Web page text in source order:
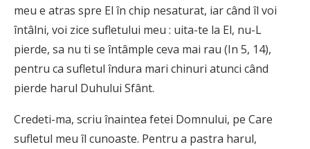
meu e atras spre El în chip nesaturat, iar când îl voi
întâlni, voi zice sufletului meu : uita-te la El, nu-L
pierde, sa nu ti se întâmple ceva mai rau (In 5, 14),
pentru ca sufletul îndura mari chinuri atunci când
pierde harul Duhului Sfânt.
Credeti-ma, scriu înaintea fetei Domnului, pe Care
sufletul meu îl cunoaste. Pentru a pastra harul,